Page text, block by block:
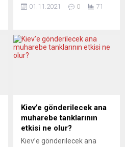
Saksonya’da öyle...
Avrupa’da yaşayan
diyaspora topluluklarından
biri haline geldiğini ileri
Diyasporası’nın 60’ıncıYılı”
etkinliği düzenlendi.
Etkinliğin başında,
Tayyip Erdoğan’ın video
01.11.2021 0 71
Kiev’e gönderilecek ana
muharebe tanklarının
etkisi ne olur?
Kiev’e gönderilecek ana